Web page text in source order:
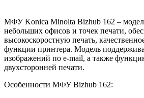
МФУ Konica Minolta Bizhub 162 –
небольших офисов и точек печати,
высокоскоростную печать,
функции принтера. Модель
изображений по e-mail, а также
двухсторонней печати.
Особенности МФУ Bizhub 162: